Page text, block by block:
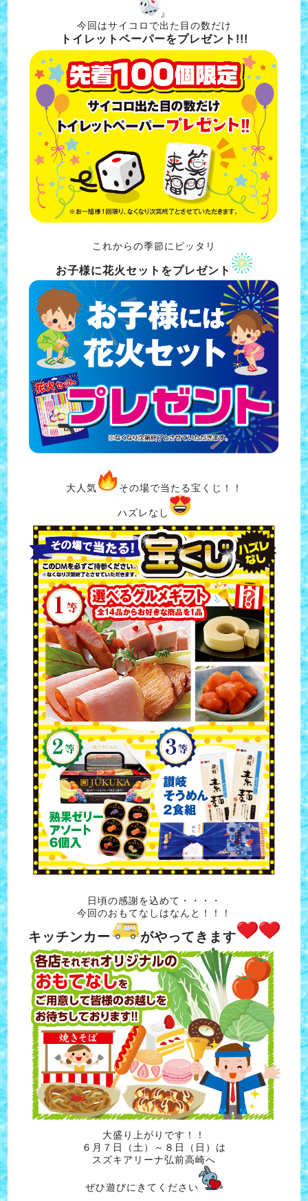
』
今回はサイコロで出た目の数だけ
トイレットペーパーをプレゼント!!!
これからの季節にピッタリ
お子様に花火セットをプレゼント
大人気 その場で当たる宝くじ！！
ハズレなし
日頃の感謝を込めて・・・・
今回のおもてなしはなんと！！！
キッチンカー がやってきます
大盛り上がりです！！
６月７日（土）～８日（日）は
スズキアリーナ弘前高崎へ
ぜひ遊びにきてください